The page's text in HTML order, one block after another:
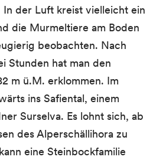
der Luft kreist vielleicht ein
die Murmeltiere am Boden
beobachten. Nach
Stunden hat man den
m ü.M. erklommen. Im
ins Safiental, einem
Surselva. Es lohnt sich, ab
des Alperschällihora zu
eine Steinbockfamilie